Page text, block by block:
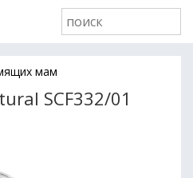
мам
SCF332/01